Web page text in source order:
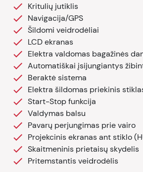
Kritulių jutiklis
Navigacija/GPS
Šildomi veidrodėliai
LCD ekranas
Elektra valdomas bagažinės
Automatiškai įsijungiantys
Beraktė sistema
Elektra šildomas priekinis
Start-Stop funkcija
Valdymas balsu
Pavarų perjungimas prie vairo
Projekcinis ekranas ant stiklo
Skaitmeninis prietaisų skydelis
Pritemstantis veidrodėlis